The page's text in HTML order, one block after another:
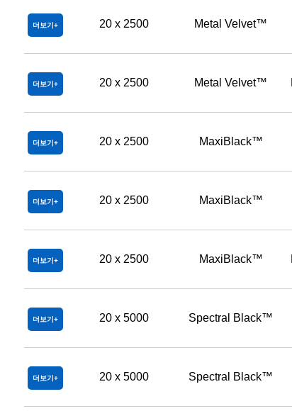
더보기 20 x 2500 Metal Velvet™
더보기 20 x 2500 Metal Velvet™
더보기 20 x 2500 MaxiBlack™
더보기 20 x 2500 MaxiBlack™
더보기 20 x 2500 MaxiBlack™
더보기 20 x 5000 Spectral Black™
더보기 20 x 5000 Spectral Black™